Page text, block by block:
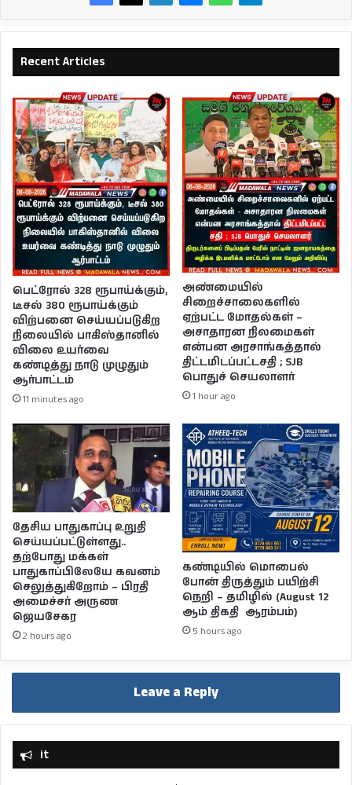
Recent Articles
பெட்ரோல் 328 ரூபாய்க்கும்,
டீசல் 380 ரூபாய்க்கும்
விற்பனை செய்யப்படுகிற
நிலையில் பாகிஸ்தானில்
விலை உயர்வை
கண்டித்து நாடு முழுதும்
ஆர்பாட்டம்
11 minutes ago
அண்மையில்
சிறைச்சாலைகளில்
ஏற்பட்ட மோதல்கள் –
அசாதாரன நிலமைகள்
என்பன அரசாங்கத்தால்
திட்டமிடப்பட்டசதி ; SJB
பொதுச் செயலாளர்
1 hour ago
தேசிய பாதுகாப்பு உறுதி
செய்யப்பட்டுள்ளது..
தற்போது மக்கள்
பாதுகாப்பிலேயே கவனம்
செலுத்துகிறோம் – பிரதி
அமைச்சர் அருண
ஜெயசேகர
2 hours ago
கண்டியில் மொபைல்
போன் திருத்தும் பயிற்சி
நெறி – தமிழில் (August 12
ஆம் திகதி ஆரம்பம்)
5 hours ago
Leave a Reply
it